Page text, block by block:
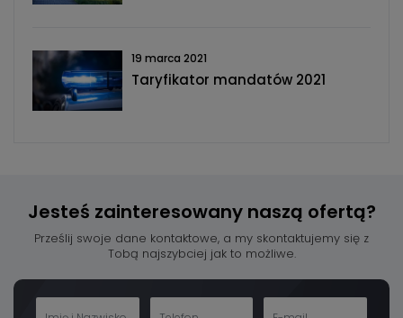
19 marca 2021
Taryfikator mandatów 2021
Jesteś zainteresowany naszą ofertą?
Prześlij swoje dane kontaktowe, a my skontaktujemy się z
Tobą najszybciej jak to możliwe.